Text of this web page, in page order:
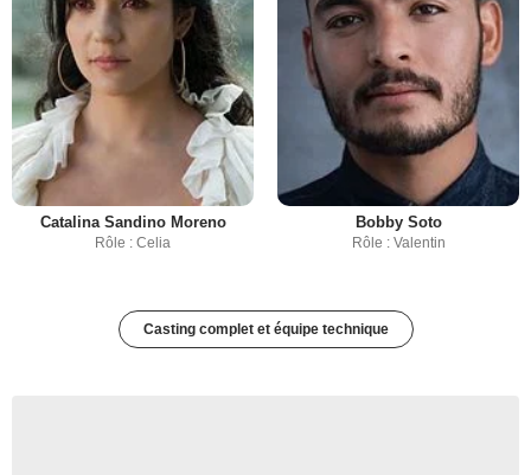
Catalina Sandino Moreno
Rôle : Celia
Bobby Soto
Rôle : Valentin
Casting complet et équipe technique